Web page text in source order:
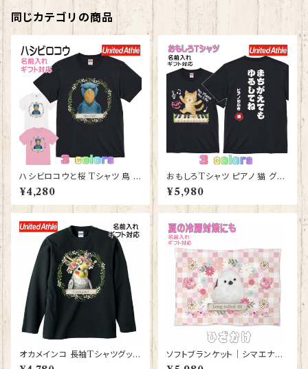
同じカテゴリの商品
ハシビロコウと桜 Tシャツ 鳥 グ
ッズ 雑貨 レディース メンズ 【型
番 T-10012】はじびろこう プレ
ゼント ギフト
¥4,280
おもしろTシャツ ピアノ 猫 グッ
ズ 雑貨 レディース メンズ 【型番
T-10013】ストリートピアノ プレ
ゼント ギフト
¥5,980
オカメインコ 長袖Tシャツグッズ
洋服 ロングTシャツ カットソー
ソフトブランケット｜シマエナガ
グッズ ひざかけ 毛布【型番 SB-